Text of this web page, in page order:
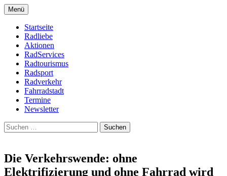
Zum
Inhalt
springen
Buchholz fährt Rad e.V.
Menü
Startseite
Radliebe
Aktionen
RadServices
Radtourismus
Radsport
Radverkehr
Fahrradstadt
Termine
Newsletter
Suchen
nach:
Die Verkehrswende: ohne
Elektrifizierung und ohne Fahrrad wird